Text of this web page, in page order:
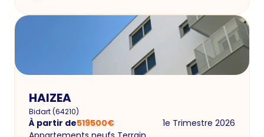
HAIZEA
Bidart(64210)
À partir de519500€
1e Trimestre 2026